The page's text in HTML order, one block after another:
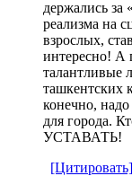
держались за
реализма на
взрослых,
интересно! А
талантливые
ташкентских
конечно,
для города.
УСТАВАТЬ!
[Цитировать]